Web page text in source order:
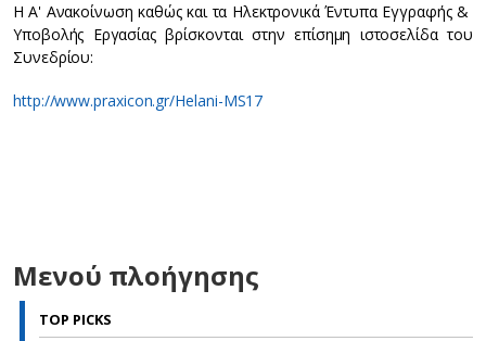
H Α' Ανακοίνωση καθώς και τα Ηλεκτρονικά Έντυπα Εγγραφής &
Υποβολής Εργασίας βρίσκονται στην επίσημη ιστοσελίδα του
Συνεδρίου:
http://www.praxicon.gr/Helani-MS17
Μενού πλοήγησης
TOP PICKS